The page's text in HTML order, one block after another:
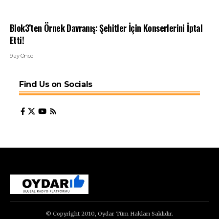
Blok3’ten Örnek Davranış: Şehitler İçin Konserlerini İptal
Etti!
9 ay Önce
Find Us on Socials
© Copyright 2010, Oydar Tüm Hakları Saklıdır.